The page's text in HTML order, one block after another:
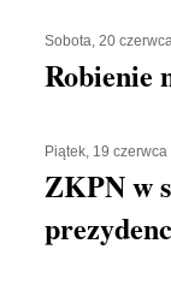
Sobota, 20
Robienie
Piątek, 19
ZKPN w